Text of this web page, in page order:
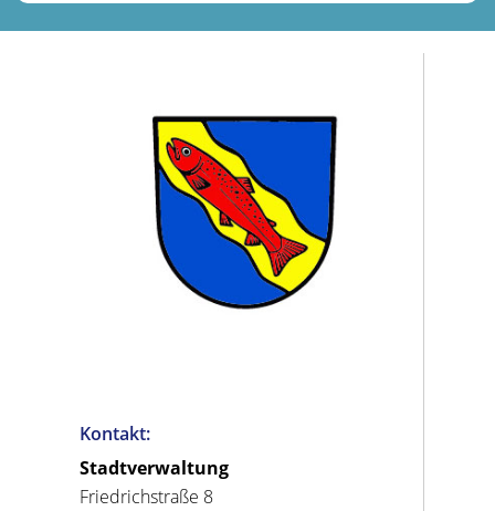
Kontakt:
Stadtverwaltung
Friedrichstraße 8